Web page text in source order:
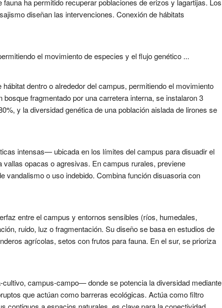
ha permitido recuperar poblaciones de erizos y lagartijas. Los
diseñan las intervenciones. Conexión de hábitats
el movimiento de especies y el flujo genético ...
dentro o alrededor del campus, permitiendo el movimiento
fragmentado por una carretera interna, se instalaron 3
y la diversidad genética de una población aislada de lirones se
intensas— ubicada en los límites del campus para disuadir el
opacas o agresivas. En campus rurales, previene
o uso indebido. Combina función disuasoria con
entre el campus y entornos sensibles (ríos, humedales,
ruido, luz o fragmentación. Su diseño se basa en estudios de
agrícolas, setos con frutos para fauna. En el sur, se prioriza
campus-campo— donde se potencia la diversidad mediante
que actúan como barreras ecológicas. Actúa como filtro